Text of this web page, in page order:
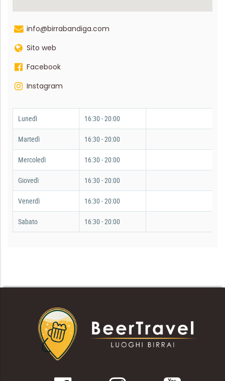
info@birrabandiga.com
Sito web
Facebook
Instagram
Lunedì 16:30 - 20:00
Martedì 16:30 - 20:00
Mercoledì 16:30 - 20:00
Giovedì 16:30 - 20:00
Venerdì 16:30 - 20:00
Sabato 16:30 - 20:00